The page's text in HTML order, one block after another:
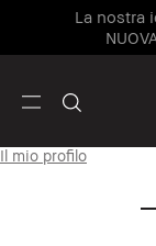
La nostra
Il mio profilo